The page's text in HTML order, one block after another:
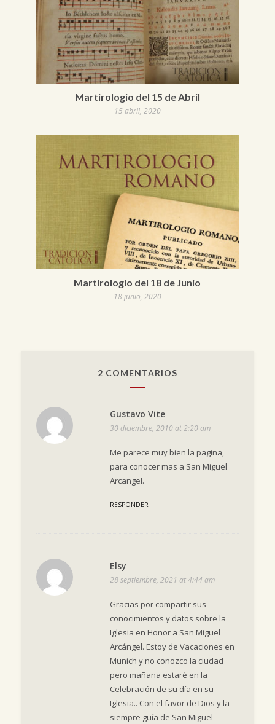
Martirologio del 15 de Abril
15 abril, 2020
Martirologio del 18 de Junio
18 junio, 2020
2 COMENTARIOS
Gustavo Vite
30 diciembre, 2010 at 2:20 am
Me parece muy bien la pagina,
para conocer mas a San Miguel
Arcangel.
RESPONDER
Elsy
28 septiembre, 2021 at 4:44 am
Gracias por compartir sus
conocimientos y datos sobre la
Iglesia en Honor a San Miguel
Arcángel. Estoy de Vacaciones en
Munich y no conozco la ciudad
pero mañana estaré en la
Celebración de su día en su
Iglesia.. Con el favor de Dios y la
siempre guía de San Miguel